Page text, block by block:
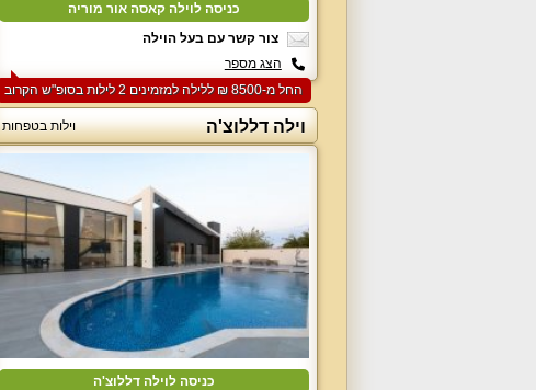
כניסה לוילה קאסה אור מוריה
צור קשר עם בעל הוילה
הצג מספר
החל מ-‏8500 ₪ ללילה למזמינים 2 לילות בסופ"ש הקרוב
וילה דללוצ'ה וילות בטפחות
כניסה לוילה דללוצ'ה